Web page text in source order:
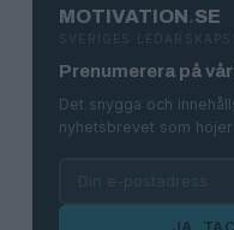
MOTIVATION.SE
SVERIGES
Prenumerera på
Det snygga och
nyhetsbrevet som
JA,